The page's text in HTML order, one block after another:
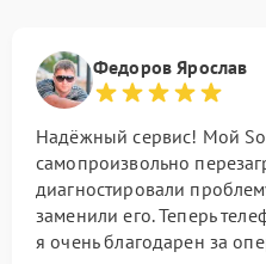
Федоров Ярослав
Надёжный сервис! Мой
самопроизвольно
диагностировали
заменили его. Теперь
я очень благодарен за